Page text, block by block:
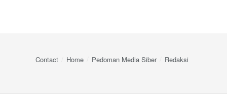
Contact Home Pedoman Media Siber Redaksi